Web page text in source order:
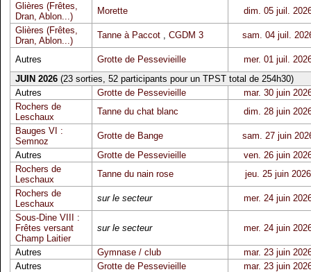
Glières (Frêtes,
Dran, Ablon...)
Morette
dim. 05 juil.
Glières (Frêtes,
Dran, Ablon...)
Tanne à Paccot, CGDM 3 sam. 04 juil.
Autres Grotte de Pessevieille
mer. 01 juil.
JUIN 2026(23 sorties, 52 participants pour un TPST total de 254h30)
Autres
Grotte de Pessevieille
mar. 30 juin
Rochers de
Leschaux
Tanne du chat blanc
dim. 28 juin
Bauges VI :
Semnoz
Grotte de Bange
sam. 27 juin
Autres
Grotte de Pessevieille
ven. 26 juin
Rochers de
Leschaux
Tanne du nain rose
jeu. 25 juin 2026
Rochers de
Leschaux
sur le secteur
mer. 24 juin
Sous-Dine VIII :
Frêtes versant
Champ Laitier
sur le secteur mer. 24 juin
Autres Gymnase / club
mar. 23 juin
Autres
Grotte de Pessevieille
mar. 23 juin